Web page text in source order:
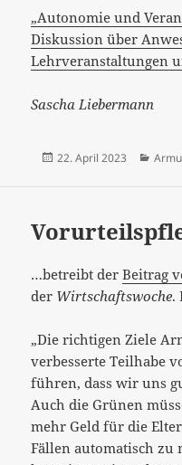
„Autonomie und
Diskussion über
Lehrveranstaltungen
Sascha Liebermann
Veröffentlicht
22. April 2023
…betreibt derBeitrag
der Wirtschaftswoche.
„Die richtigen Ziele
verbesserte Teilhabe
führen, dass wir uns
Auch die Grünen
mehr Geld für die
Fällen automatisch zu